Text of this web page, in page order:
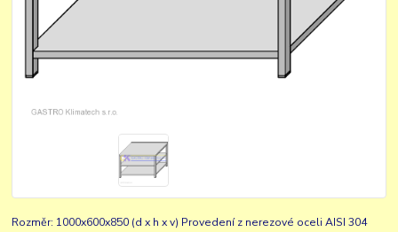
Rozměr: 1000x600x850 (d x h x v) Provedení z nerezové oceli AISI 304